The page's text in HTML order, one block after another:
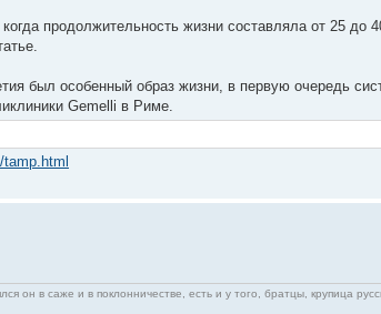
продолжительность жизни составляла от 25
был особенный образ жизни, в первую очередь
Gemelli в Риме.
он в саже и в поклонничестве, есть и у того, братцы, крупица